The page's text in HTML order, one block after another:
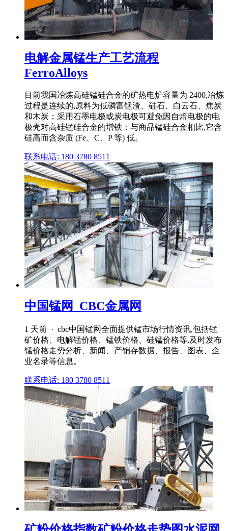
电解金属锰生产工艺流程
FerroAlloys
目前我国冶炼高硅锰硅合金的矿热电炉容量为 2400,冶炼
过程是连续的,原料为低磷富锰渣、硅石、白云石、焦炭
和木炭；采用石墨电极或炭电极可避免因自焙电极的电
极壳对高硅锰硅合金的增铁；与商品锰硅合金相比,它含
硅高而含杂质 (Fe、C、P 等) 低。
联系电话: 180 3780 8511
中国锰网_CBC金属网
1 天前 · cbc中国锰网全面提供锰市场行情资讯,包括锰
矿价格、电解锰价格、锰铁价格、硅锰价格等,及时发布
锰价格走势分析、新闻、产销存数据、报告、图表、企
业名录等信息。
联系电话: 180 3780 8511